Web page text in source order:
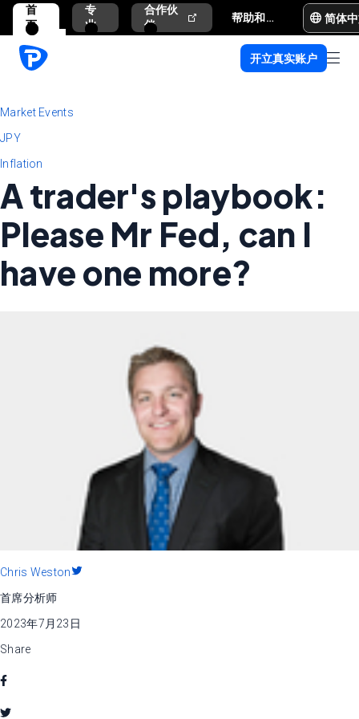
首
页
专
业
合作伙
伴
帮助和支持 简体
开立真实账户
Market Events
JPY
Inflation
A trader's playbook:
Please Mr Fed, can I
have one more?
Chris Weston
首席分析师
2023年7月23日
Share